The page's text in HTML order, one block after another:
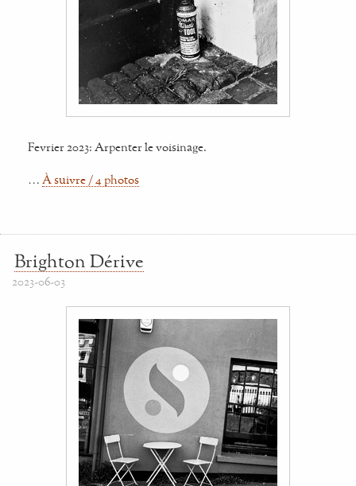
Fevrier 2023: Arpenter le voisinage.
… À suivre / 4 photos
Brighton Dérive
2023-06-03